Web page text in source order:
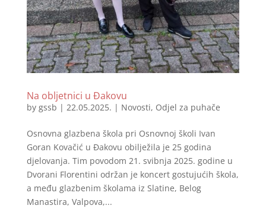
Na obljetnici u Đakovu
by gssb | 22.05.2025. | Novosti, Odjel za puhače
Osnovna glazbena škola pri Osnovnoj školi Ivan
Goran Kovačić u Đakovu obilježila je 25 godina
djelovanja. Tim povodom 21. svibnja 2025. godine u
Dvorani Florentini održan je koncert gostujućih škola,
a među glazbenim školama iz Slatine, Belog
Manastira, Valpova,...